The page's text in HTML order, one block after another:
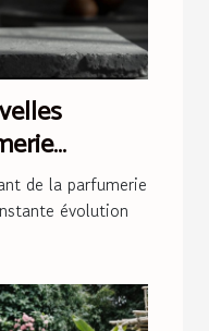
de la parfumerie
évolution